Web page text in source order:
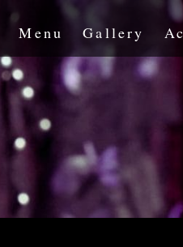
Menu Gallery